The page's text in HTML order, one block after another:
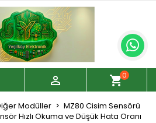
 shopping_cart0
Modüller
MZ80 Cisim Sensörü
Hızlı Okuma ve Düşük Hata Oranı